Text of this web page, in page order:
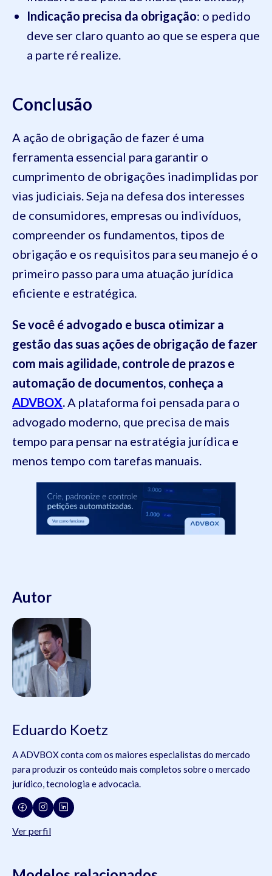
Indicação precisa da obrigação: o pedido
deve ser claro quanto ao que se espera que
a parte ré realize.
Conclusão
A ação de obrigação de fazer é uma
ferramenta essencial para garantir o
cumprimento de obrigações inadimplidas por
vias judiciais. Seja na defesa dos interesses
de consumidores, empresas ou indivíduos,
compreender os fundamentos, tipos de
obrigação e os requisitos para seu manejo é o
primeiro passo para uma atuação jurídica
eficiente e estratégica.
Se você é advogado e busca otimizar a
gestão das suas ações de obrigação de fazer
com mais agilidade, controle de prazos e
automação de documentos, conheça a
ADVBOX. A plataforma foi pensada para o
advogado moderno, que precisa de mais
tempo para pensar na estratégia jurídica e
menos tempo com tarefas manuais.
Autor
Eduardo Koetz
A ADVBOX conta com os maiores especialistas do mercado
para produzir os conteúdo mais completos sobre o mercado
jurídico, tecnologia e advocacia.
Ver perfil